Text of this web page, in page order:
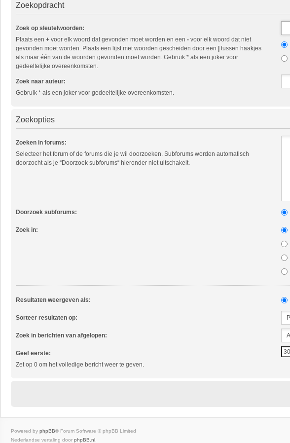
Zoekopdracht
Zoek op sleutelwoorden:
Plaats een + voor elk woord dat gevonden moet worden en een - voor elk woord dat niet
gevonden moet worden. Plaats een lijst met woorden gescheiden door een
tussen haakjes
als maar één van de woorden gevonden moet worden. Gebruik * als een joker voor
gedeeltelijke overeenkomsten.
Zoek naar auteur:
Gebruik * als een joker voor gedeeltelijke overeenkomsten.
Zoekopties
Zoeken in forums:
Selecteer het forum of de forums die je wil doorzoeken. Subforums worden automatisch
doorzocht als je “Doorzoek subforums“ hieronder niet uitschakelt.
Doorzoek subforums:
Zoek in:
Resultaten weergeven als:
Sorteer resultaten op:
Zoek in berichten van afgelopen:
Geef eerste:
Zet op 0 om het volledige bericht weer te geven.
Powered by phpBB® Forum Software © phpBB Limited
Nederlandse vertaling door phpBB.nl